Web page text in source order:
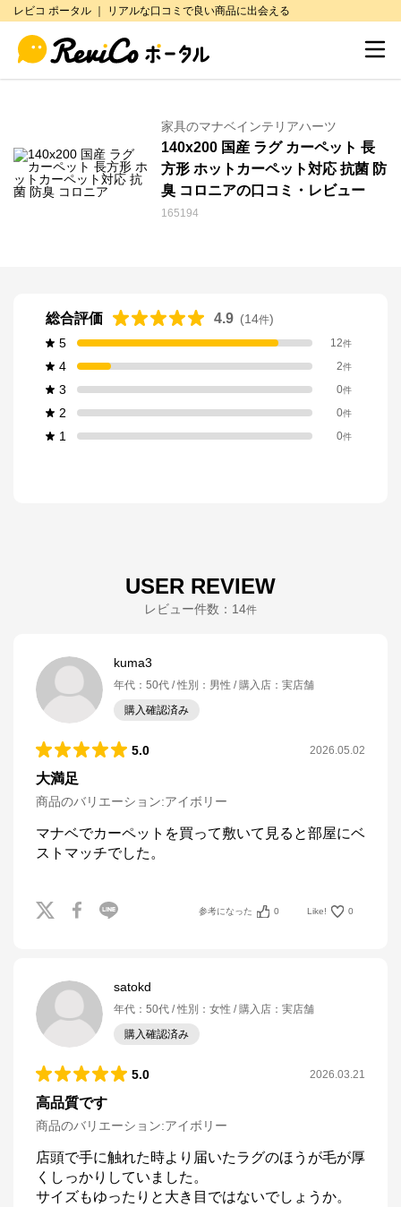
レビコ ポータル ｜ リアルな口コミで良い商品に出会える
家具のマナベインテリアハーツ
140x200 国産 ラグ カーペット 長
方形 ホットカーペット対応 抗菌 防
臭 コロニアの口コミ・レビュー
165194
総合評価 4.9 (14件)
5
12件
4 2件
3 0件
2 0件
1 0件
USER REVIEW
レビュー件数： 14件
kuma3
年代 ： 50代 性別 ： 男性 購入店 ： 実店舗
購入確認済み
5.0 2026.05.02
大満足
商品のバリエーション:アイボリー
マナベでカーペットを買って敷いて見ると部屋にベ
ストマッチでした。
参考になった 0 Like! 0
satokd
年代 ： 50代 性別 ： 女性 購入店 ： 実店舗
購入確認済み
5.0 2026.03.21
高品質です
商品のバリエーション:アイボリー
店頭で手に触れた時より届いたラグのほうが毛が厚
くしっかりしていました。
サイズもゆったりと大き目ではないでしょうか。